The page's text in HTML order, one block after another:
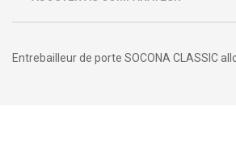
Entrebailleur de porte SOCONA CLASSIC